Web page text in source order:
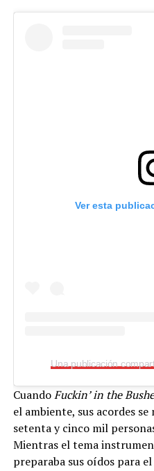
Ver esta
CuandoFuckin’ in the
el ambiente, sus acordes
setenta y cinco mil
Mientras el tema
preparaba sus oídos para